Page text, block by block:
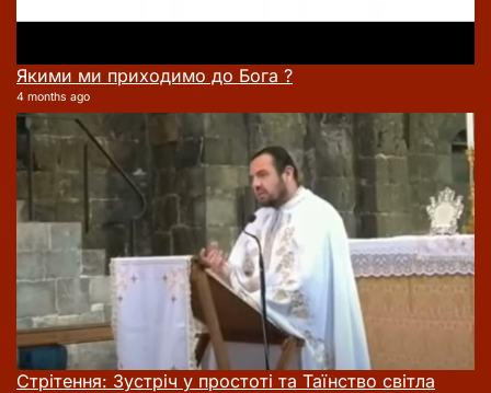
Якими ми приходимо до Бога ?
4 months ago
Стрітення: Зустріч у простоті та Таїнство світла